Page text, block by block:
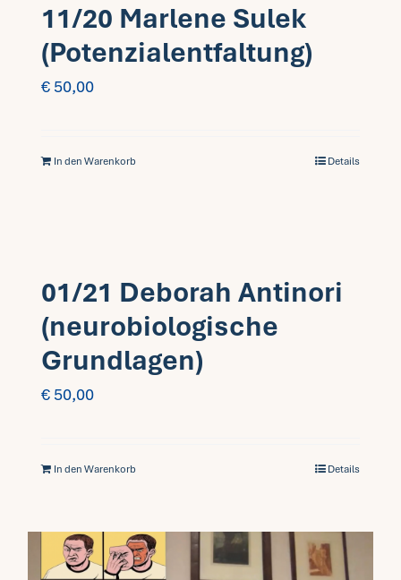
11/20 Marlene Sulek
(Potenzialentfaltung)
€ 50,00
In den Warenkorb Details
01/21 Deborah Antinori
(neurobiologische
Grundlagen)
€ 50,00
In den Warenkorb Details